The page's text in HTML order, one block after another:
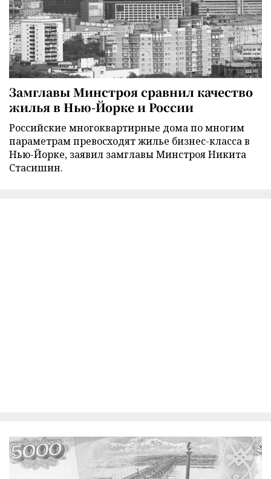
Замглавы Минстроя сравнил качество
жилья в Нью-Йорке и России
Российские многоквартирные дома по многим
параметрам превосходят жилье бизнес-класса в
Нью-Йорке, заявил замглавы Минстроя Никита
Стасишин.